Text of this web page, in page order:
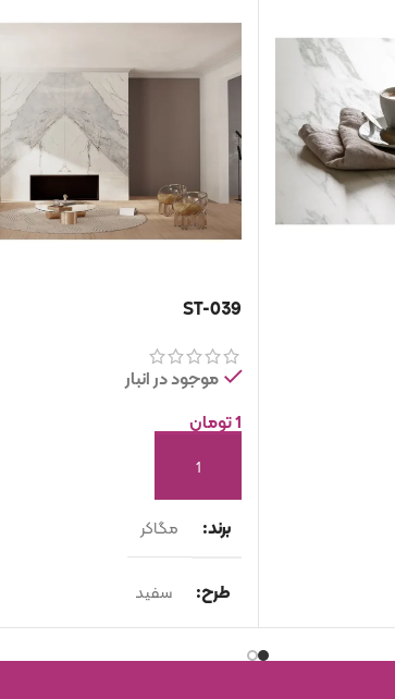
ST-039
موجود در انبار
1تومان
افزودن به سبد خرید
برند مگاکر
طرح سفید
نوع محصول اسلب